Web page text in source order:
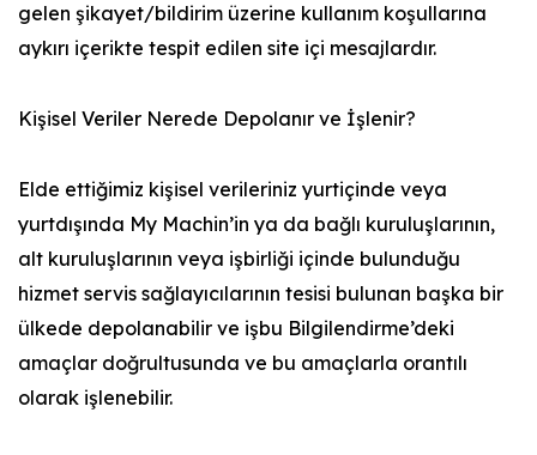
gelen şikayet/bildirim üzerine kullanım koşullarına
aykırı içerikte tespit edilen site içi mesajlardır.
Kişisel Veriler Nerede Depolanır ve İşlenir?
Elde ettiğimiz kişisel verileriniz yurtiçinde veya
yurtdışında My Machin’in ya da bağlı kuruluşlarının,
alt kuruluşlarının veya işbirliği içinde bulunduğu
hizmet servis sağlayıcılarının tesisi bulunan başka bir
ülkede depolanabilir ve işbu Bilgilendirme’deki
amaçlar doğrultusunda ve bu amaçlarla orantılı
olarak işlenebilir.